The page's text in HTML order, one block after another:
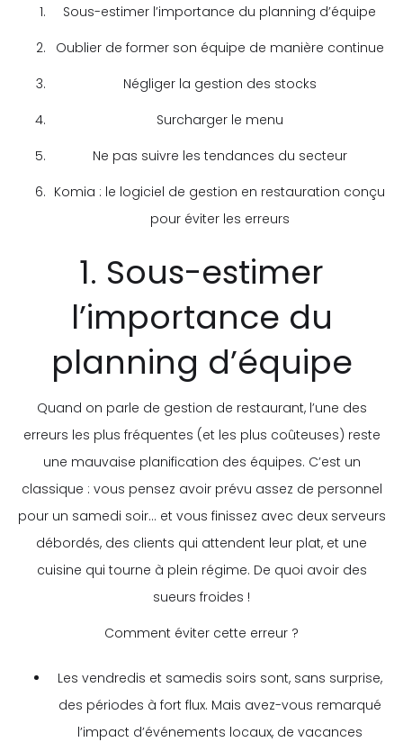
Sous-estimer l’importance du planning d’équipe
Oublier de former son équipe de manière continue
Négliger la gestion des stocks
Surcharger le menu
Ne pas suivre les tendances du secteur
Komia : le logiciel de gestion en restauration conçu
pour éviter les erreurs
1. Sous-estimer
l’importance du
planning d’équipe
Quand on parle de gestion de restaurant, l’une des
erreurs les plus fréquentes (et les plus coûteuses) reste
une mauvaise planification des équipes. C’est un
classique : vous pensez avoir prévu assez de personnel
pour un samedi soir... et vous finissez avec deux serveurs
débordés, des clients qui attendent leur plat, et une
cuisine qui tourne à plein régime. De quoi avoir des
sueurs froides !
Comment éviter cette erreur ?
Les vendredis et samedis soirs sont, sans surprise,
des périodes à fort flux. Mais avez-vous remarqué
l’impact d’événements locaux, de vacances